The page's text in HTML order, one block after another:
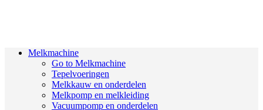
Melkmachine
Go to Melkmachine
Tepelvoeringen
Melkkauw en onderdelen
Melkpomp en melkleiding
Vacuumpomp en onderdelen